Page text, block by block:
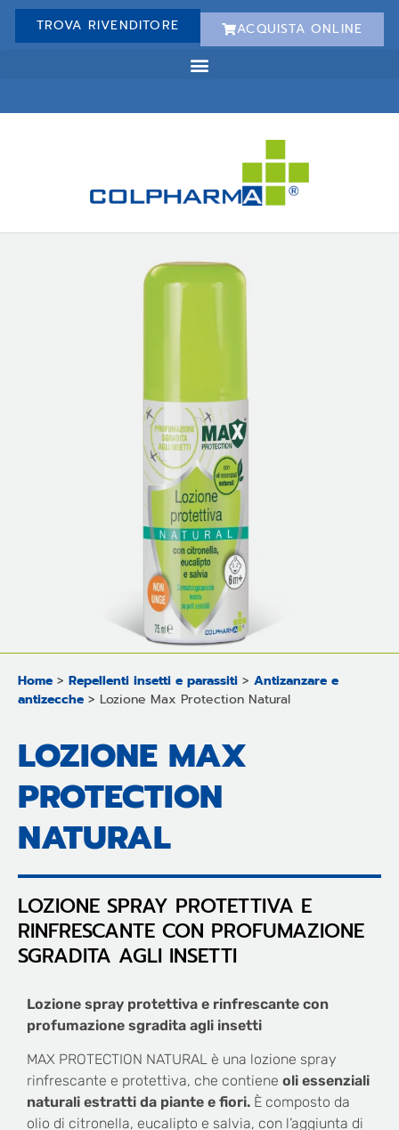
TROVA RIVENDITORE ACQUISTA ONLINE
Home > Repellenti insetti e parassiti > Antizanzare e
antizecche > Lozione Max Protection Natural
LOZIONE MAX
PROTECTION
NATURAL
LOZIONE SPRAY PROTETTIVA E
RINFRESCANTE CON PROFUMAZIONE
SGRADITA AGLI INSETTI
Lozione spray protettiva e rinfrescante con
profumazione sgradita agli insetti
MAX PROTECTION NATURAL è una lozione spray
rinfrescante e protettiva, che contiene oli essenziali
naturali estratti da piante e fiori. È composto da
olio di citronella, eucalipto e salvia, con l’aggiunta di